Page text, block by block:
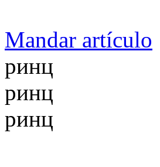
Mandar artículo
ринц
ринц
ринц